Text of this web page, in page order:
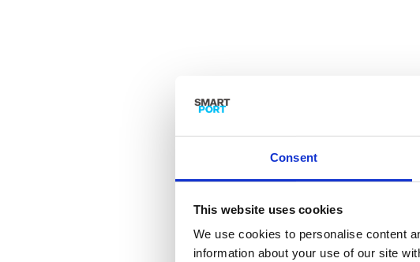
Consent
This website uses cookies
We use cookies to personalise content
information about your use of our site